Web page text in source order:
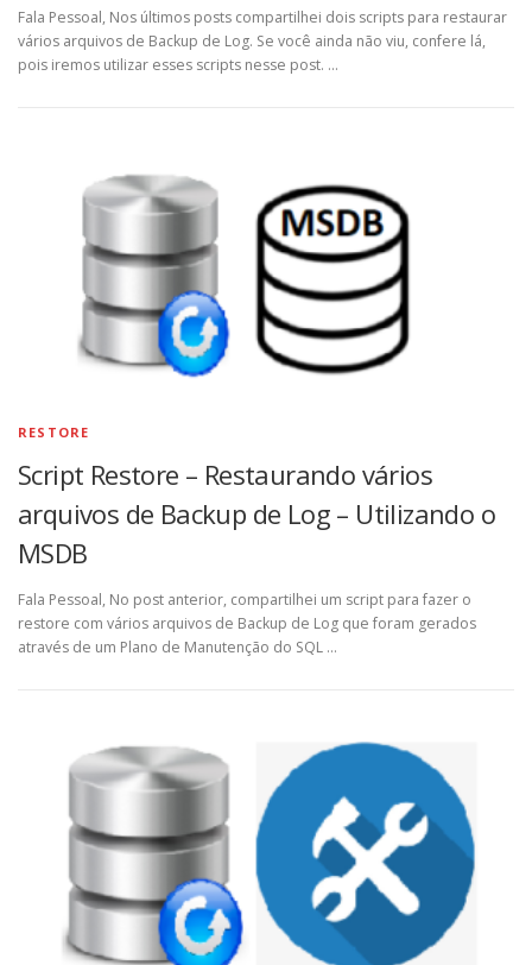
Fala Pessoal, Nos últimos posts compartilhei dois scripts para restaurar
vários arquivos de Backup de Log. Se você ainda não viu, confere lá,
pois iremos utilizar esses scripts nesse post. …
RESTORE
Script Restore – Restaurando vários
arquivos de Backup de Log – Utilizando o
MSDB
Fala Pessoal, No post anterior, compartilhei um script para fazer o
restore com vários arquivos de Backup de Log que foram gerados
através de um Plano de Manutenção do SQL …